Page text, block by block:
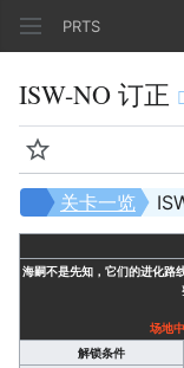
PRTS
ISW-NO 订正
监视
关卡一览
海嗣不是先知，它们的进化路
场地
解锁条件